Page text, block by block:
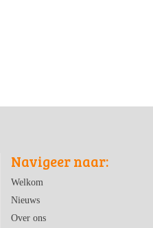
Navigeer naar:
Welkom
Nieuws
Over ons